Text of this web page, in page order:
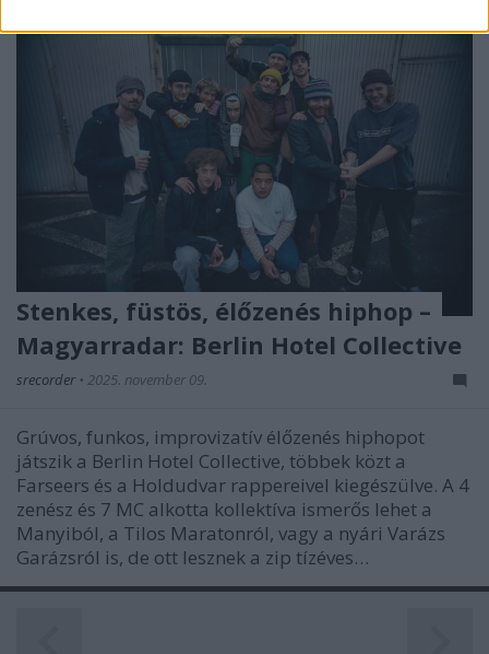
Stenkes, füstös, élőzenés hiphop –
Magyarradar: Berlin Hotel Collective
srecorder • 2025. november 09.
Grúvos, funkos, improvizatív élőzenés hiphopot
játszik a Berlin Hotel Collective, többek közt a
Farseers és a Holdudvar rappereivel kiegészülve. A 4
zenész és 7 MC alkotta kollektíva ismerős lehet a
Manyiból, a Tilos Maratonról, vagy a nyári Varázs
Garázsról is, de ott lesznek a zip tízéves…